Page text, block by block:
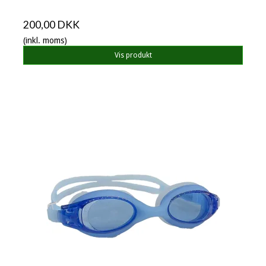
200,00 DKK
(inkl. moms)
Vis produkt